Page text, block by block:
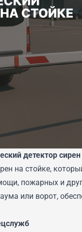
детектор
на стойке,
пожарных и
или ворот,